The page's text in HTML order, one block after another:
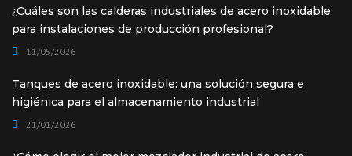
¿Cuáles son las calderas industriales de acero inoxidable
para instalaciones de producción profesional?
11/05/2026
Tanques de acero inoxidable: una solución segura e
higiénica para el almacenamiento industrial
21/01/2026